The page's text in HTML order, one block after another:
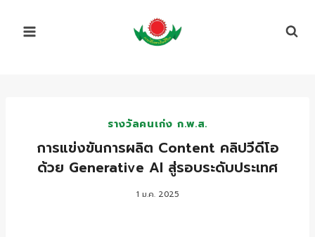
รางวัลคนเก่ง ก.พ.ส.
การแข่งขันการผลิต Content คลิปวีดีโอ
ด้วย Generative AI สู่รอบระดับประเทศ
1 ม.ค. 2025